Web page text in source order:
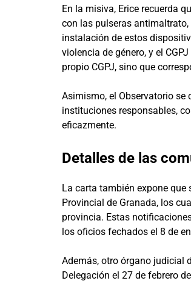
En la misiva, Erice recuerda
con las pulseras
instalación de estos
violencia de género, y el
propio CGPJ, sino que
Asimismo, el Observatorio
instituciones responsables,
eficazmente.
Detalles de las
La carta también expone que
Provincial de Granada, los
provincia. Estas
los oficios fechados el 8 de
Además, otro órgano judicial
Delegación el 27 de febrero